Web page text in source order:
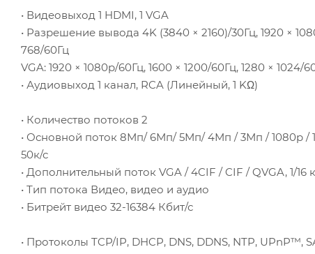
• Видеовыход 1 HDMI, 1 VGA
• Разрешение вывода 4K (3840 × 2160)/30Гц, 1920 ×
768/60Гц
VGA: 1920 × 1080p/60Гц, 1600 × 1200/60Гц, 1280 × 1024/
• Аудиовыход 1 канал, RCA (Линейный, 1 KΩ)
• Количество потоков 2
• Основной поток 8Мп/ 6Мп/ 5Мп/ 4Мп / 3Мп / 1080p /
50к/с
• Дополнительный поток VGA / 4CIF / CIF / QVGA, 1/16
• Тип потока Видео, видео и аудио
• Битрейт видео 32-16384 Кбит/с
• Протоколы TCP/IP, DHCP, DNS, DDNS, NTP, UPnP™,